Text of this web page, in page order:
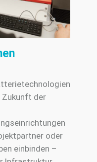
der
oder
einbinden –